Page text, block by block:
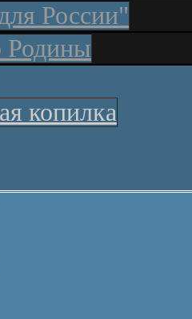
России"
Родины
копилка